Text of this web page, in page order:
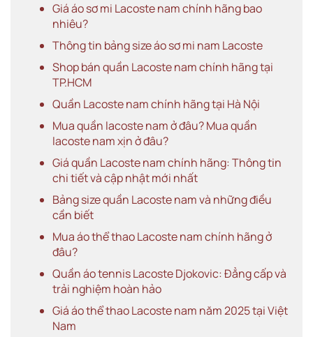
Giá áo sơ mi Lacoste nam chính hãng bao
nhiêu?
Thông tin bảng size áo sơ mi nam Lacoste
Shop bán quần Lacoste nam chính hãng tại
TP.HCM
Quần Lacoste nam chính hãng tại Hà Nội
Mua quần lacoste nam ở đâu? Mua quần
lacoste nam xịn ở đâu?
Giá quần Lacoste nam chính hãng: Thông tin
chi tiết và cập nhật mới nhất
Bảng size quần Lacoste nam và những điều
cần biết
Mua áo thể thao Lacoste nam chính hãng ở
đâu?
Quần áo tennis Lacoste Djokovic: Đẳng cấp và
trải nghiệm hoàn hảo
Giá áo thể thao Lacoste nam năm 2025 tại Việt
Nam